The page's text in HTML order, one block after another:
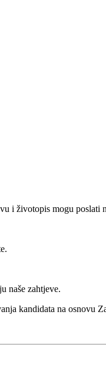
i životopis mogu poslati
naše zahtjeve.
kandidata na osnovu